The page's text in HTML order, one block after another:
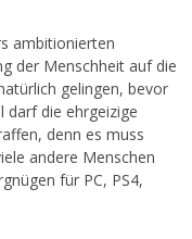
ambitionierten
der Menschheit auf die
gelingen, bevor
darf die ehrgeizige
denn es muss
andere Menschen
für PC, PS4,